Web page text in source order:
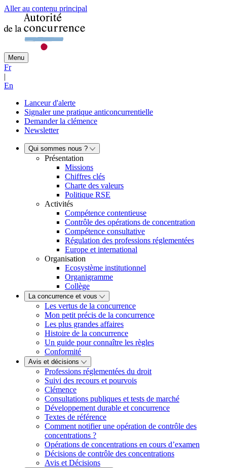
Aller au contenu principal
Menu
Fr
|
En
Lanceur d'alerte
Signaler une pratique anticoncurrentielle
Demander la clémence
Newsletter
Qui sommes nous ?
Présentation
Missions
Chiffres clés
Charte des valeurs
Politique RSE
Activités
Compétence contentieuse
Contrôle des opérations de concentration
Compétence consultative
Régulation des professions réglementées
Europe et international
Organisation
Ecosystème institutionnel
Organigramme
Collège
La concurrence et vous
Les vertus de la concurrence
Mon petit précis de la concurrence
Les plus grandes affaires
Histoire de la concurrence
Un guide pour connaître les règles
Conformité
Avis et décisions
Professions réglementées du droit
Suivi des recours et pourvois
Clémence
Consultations publiques et tests de marché
Développement durable et concurrence
Textes de référence
Comment notifier une opération de contrôle des
concentrations ?
Opérations de concentrations en cours d’examen
Décisions de contrôle des concentrations
Avis et Décisions